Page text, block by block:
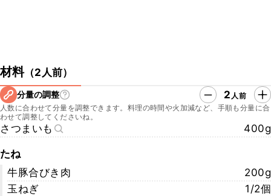
材料（2人前）
分量の調整 2 人前
人数に合わせて分量を調整できます。料理の時間や火加減など、手順も分量に合
わせて調整してくださいね。
さつまいも 400g
たね
牛豚合びき肉
200g
玉ねぎ
1/2個